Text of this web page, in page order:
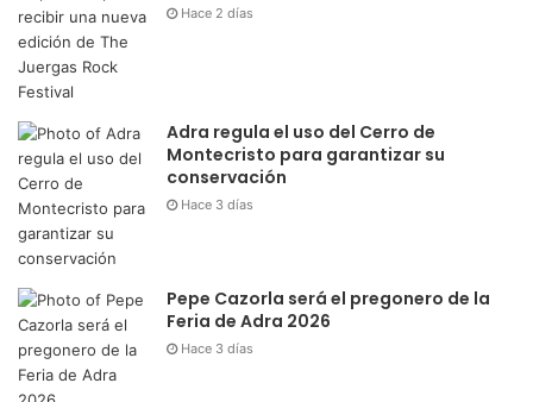
Hace 2 días
Adra regula el uso del Cerro de
Montecristo para garantizar su
conservación
Hace 3 días
Pepe Cazorla será el pregonero de la
Feria de Adra 2026
Hace 3 días